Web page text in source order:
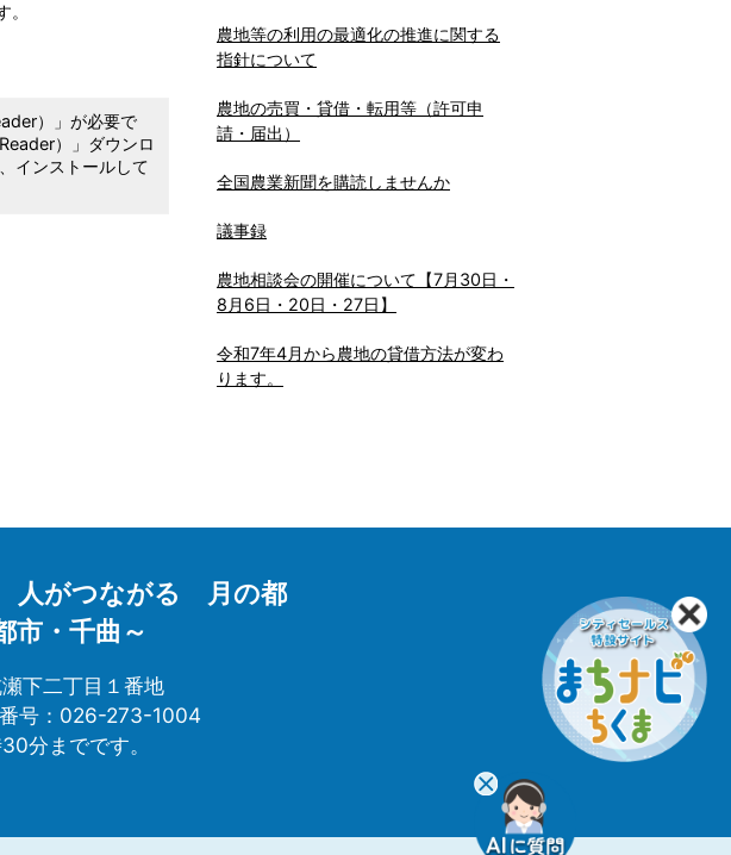
）」が必要で
）」ダウンロ
インストールして
農地等の利用の最適化の推進に関する
指針について
農地の売買・貸借・転用等（許可申
請・届出）
全国農業新聞を購読しませんか
議事録
農地相談会の開催について【7月30日・
8月6日・20日・27日】
令和7年4月から農地の貸借方法が変わ
ります。
人がつながる 月の都
市・千曲～
下二丁目１番地
号：026-273-1004
分までです。